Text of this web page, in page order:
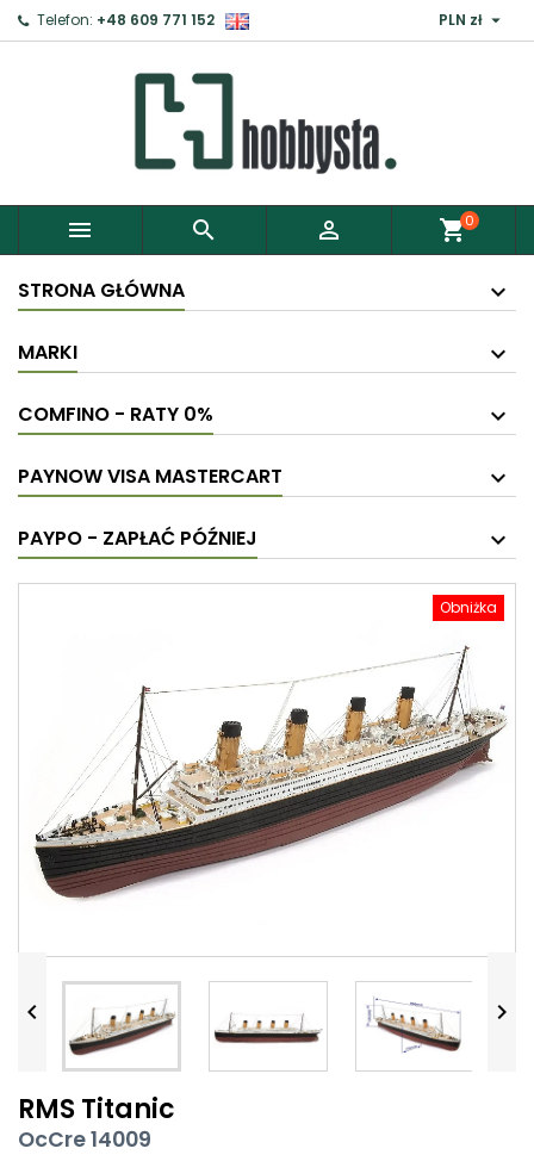
Telefon: +48 609 771 152 PLN zł 
   shopping_cart0
STRONA GŁÓWNA
MARKI
COMFINO - RATY 0%
PAYNOW VISA MASTERCART
PAYPO - ZAPŁAĆ PÓŹNIEJ
Obniżka
 
RMS Titanic
OcCre 14009